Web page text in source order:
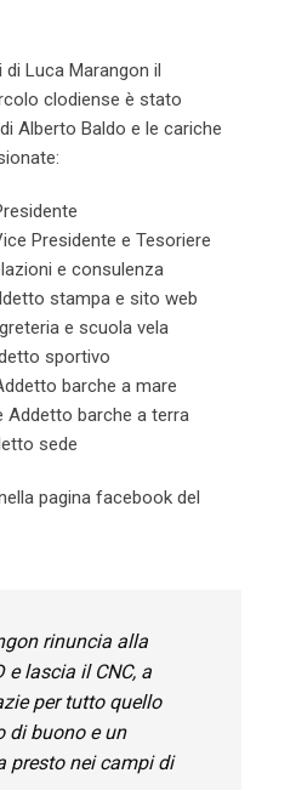
Luca Marangon il
clodiense è stato
Alberto Baldo e le cariche
Presidente e Tesoriere
e consulenza
stampa e sito web
e scuola vela
sportivo
barche a mare
Addetto barche a terra
sede
pagina facebook del
rinuncia alla
e lascia il CNC, a
per tutto quello
di buono e un
presto nei campi di